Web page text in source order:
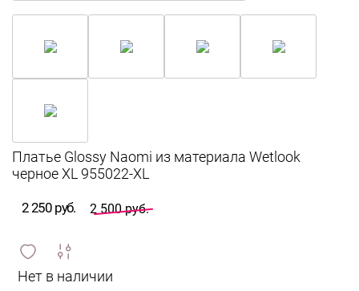
2 250 руб. 2 500 руб.
и
сравнить
ИЗБРАННОЕ